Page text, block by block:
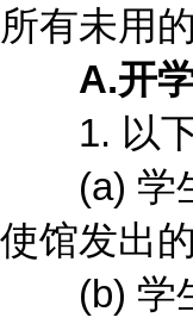
所有未用
A.开
1. 以下
(a) 学生
使馆发出
(b) 学生